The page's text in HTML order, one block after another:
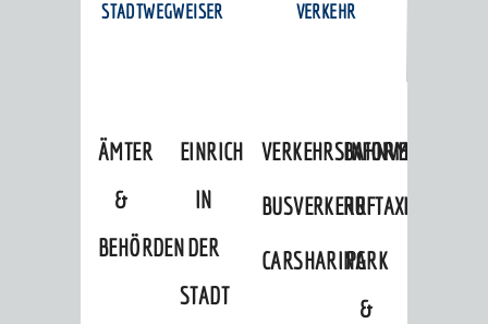
STADTWEGWEISER
ÄMTER
&
BEHÖRDEN
EINRICHTUNGEN
IN
DER
STADT
VERKEHR
VERKEHRSINFORMATIONEN
BAHNVERKEHR
BUSVERKEHRRUFTAXI
CARSHARINGPARK
&